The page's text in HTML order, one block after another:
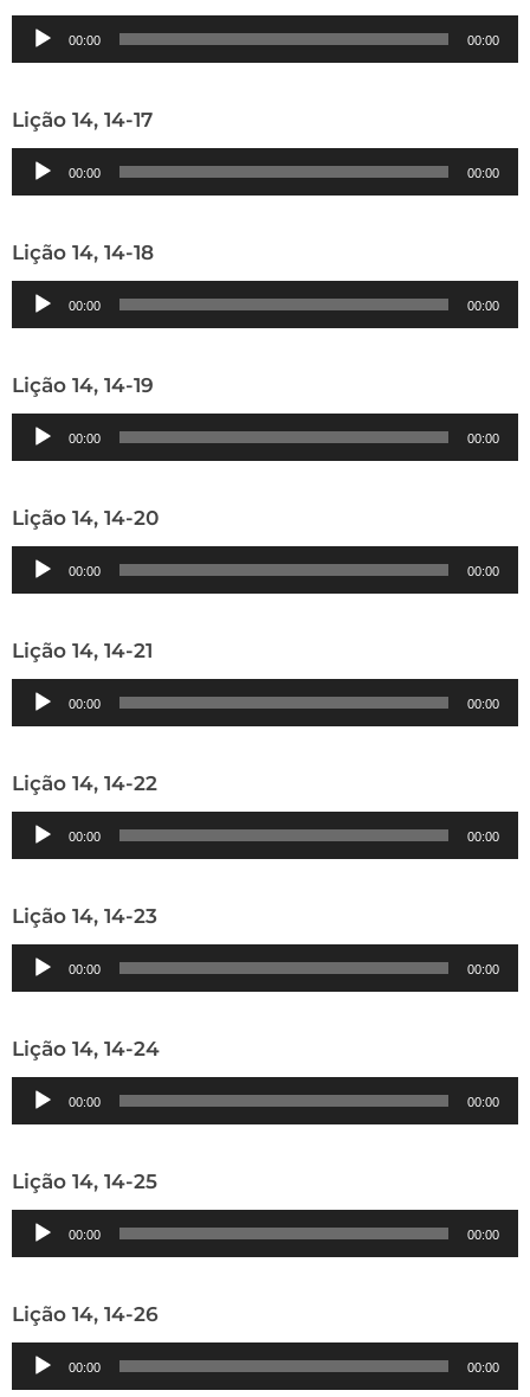
Tocador
de
00:00 00:00
Lição 14, 14-17
Tocador
de
00:00 00:00
Lição 14, 14-18
Tocador
de
00:00 00:00
Lição 14, 14-19
Tocador
de
00:00 00:00
Lição 14, 14-20
Tocador
de
00:00 00:00
Lição 14, 14-21
Tocador
de
00:00 00:00
Lição 14, 14-22
Tocador
de
00:00 00:00
Lição 14, 14-23
Tocador
de
00:00 00:00
Lição 14, 14-24
Tocador
de
00:00 00:00
Lição 14, 14-25
Tocador
de
00:00 00:00
Lição 14, 14-26
Tocador
de
00:00 00:00